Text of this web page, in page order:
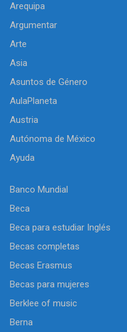
Arequipa
Argumentar
Arte
Asia
Asuntos de Género
AulaPlaneta
Austria
Autónoma de México
Ayuda
Banco Mundial
Beca
Beca para estudiar Inglés
Becas completas
Becas Erasmus
Becas para mujeres
Berklee of music
Berna